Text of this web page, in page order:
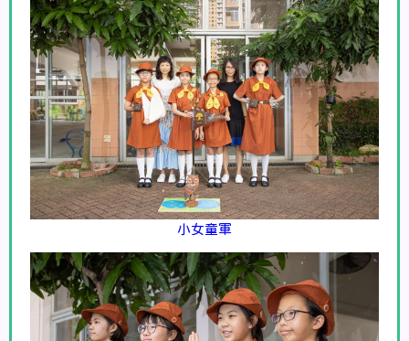
小女童軍